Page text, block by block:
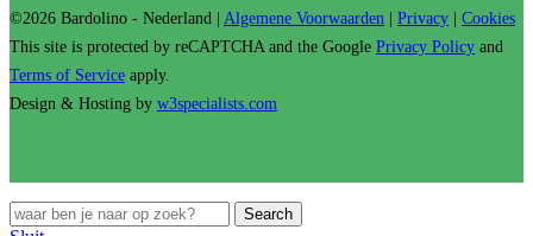
©2026 Bardolino - Nederland | Algemene Voorwaarden | Privacy | Cookies
This site is protected by reCAPTCHA and the Google Privacy Policy and
Terms of Service apply.
Design & Hosting by w3specialists.com
Search